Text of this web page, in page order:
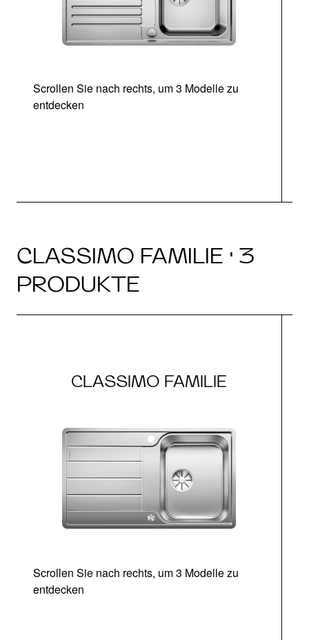
Scrollen Sie nach rechts, um 3 Modelle zu
entdecken
CLASSIMO FAMILIE · 3
PRODUKTE
CLASSIMO FAMILIE
Scrollen Sie nach rechts, um 3 Modelle zu
entdecken